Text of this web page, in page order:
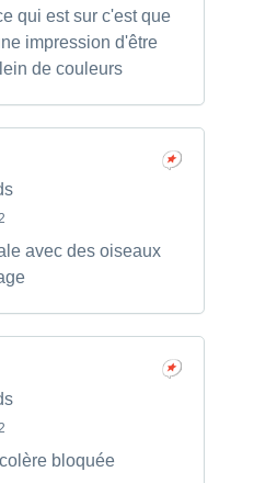
qui est sur c'est que
impression d'être
de couleurs
avec des oiseaux
bloquée